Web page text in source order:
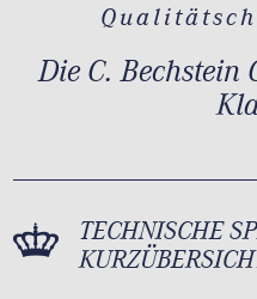
Die C. Bechstein
TECHNISCHE